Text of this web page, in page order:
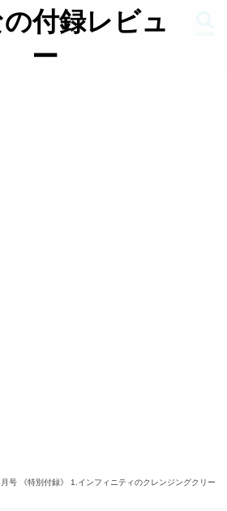
付録レビュ
ー
号 《特別付録》 1.インフィニティのクレンジングクリー